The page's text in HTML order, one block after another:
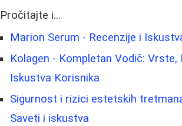
Pročitajte i...
Marion Serum - Recenzije i
Kolagen - Kompletan Vodič: Vrste,
Iskustva Korisnika
Sigurnost i rizici estetskih
Saveti i iskustva